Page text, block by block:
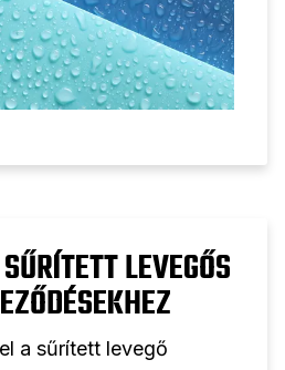
LEVEGŐS
a sűrített levegő